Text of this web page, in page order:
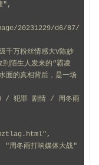
搜",
20231229/d6/87/
陌生人发来的“霸凌
面的真相背后，是一场
"周冬雨打响媒体大战"